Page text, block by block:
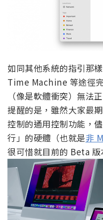
如同其他系統的指引那
Time Machine 等途徑
（像是軟體衝突）無法
提醒的是，雖然大家最
控制的通用控制功能，
行」的硬體（也就是非
很可惜就目前的 Beta 版